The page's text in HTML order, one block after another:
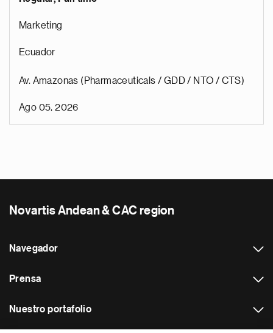
Marketing
Ecuador
Av. Amazonas (Pharmaceuticals / GDD / NTO / CTS)
Ago 05, 2026
Novartis Andean & CAC region
Navegador
Prensa
Nuestro portafolio